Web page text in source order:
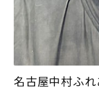
名古屋中村ふ